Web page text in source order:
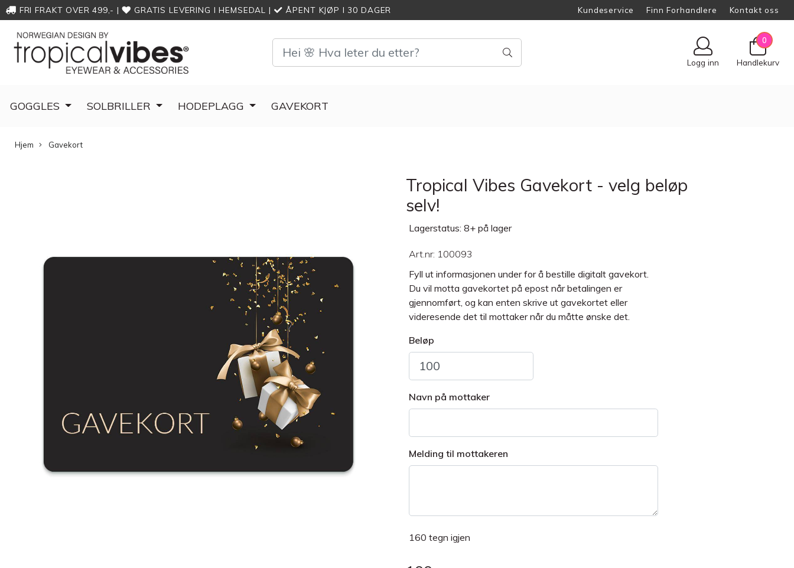
FRI FRAKT OVER 499,- | GRATIS LEVERING I HEMSEDAL | ÅPENT KJØP I 30 DAGER Kundeservice Finn Forhandlere Kontakt oss
Logg inn
0
Handlekurv
GOGGLES SOLBRILLER HODEPLAGG GAVEKORT
Hjem Gavekort
Tropical Vibes Gavekort - velg beløp
selv!
Lagerstatus: 8+ på lager
Art.nr: 100093
Fyll ut informasjonen under for å bestille digitalt gavekort.
Du vil motta gavekortet på epost når betalingen er
gjennomført, og kan enten skrive ut gavekortet eller
videresende det til mottaker når du måtte ønske det.
Beløp
Navn på mottaker
Melding til mottakeren
160 tegn igjen